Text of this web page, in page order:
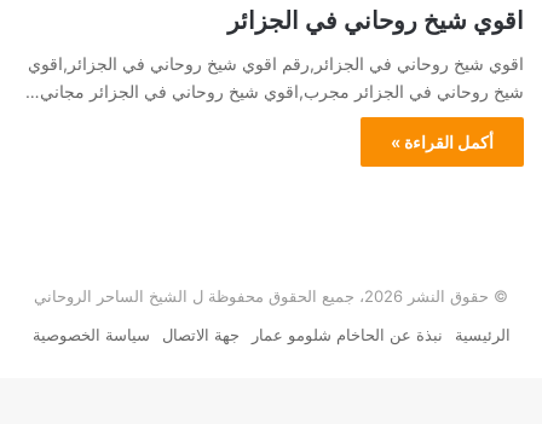
اقوي شيخ روحاني في الجزائر
اقوي شيخ روحاني في الجزائر,رقم اقوي شيخ روحاني في الجزائر,اقوي
شيخ روحاني في الجزائر مجرب,اقوي شيخ روحاني في الجزائر مجاني…
أكمل القراءة »
© حقوق النشر 2026، جميع الحقوق محفوظة ل الشيخ الساحر الروحاني
الرئيسية
نبذة عن الحاخام شلومو عمار جهة الاتصال سياسة الخصوصية